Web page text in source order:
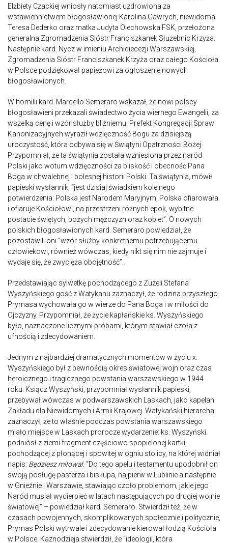
Elżbiety Czackiej wniosły natomiast uzdrowiona za
wstawiennictwem błogosławionej Karolina Gawrych, niewidoma
Teresa Dederko oraz matka Judyta Olechowska FSK, przełożona
generalna Zgromadzenia Sióstr Franciszkanek Służebnic Krzyża.
Następnie kard. Nycz w imieniu Archidiecezji Warszawskiej,
Zgromadzenia Sióstr Franciszkanek Krzyża oraz całego Kościoła
w Polsce podziękował papieżowi za ogłoszenie nowych
błogosławionych.
W homilii kard. Marcello Semeraro wskazał, że nowi polscy
błogosławieni przekazali świadectwo życia wiernego Ewangelii, za
wszelką cenę i wzór służby bliźniemu. Prefekt Kongregacji Spraw
Kanonizacyjnych wyraził wdzięczność Bogu za dzisiejszą
uroczystość, która odbywa się w Świątyni Opatrzności Bożej.
Przypomniał, że ta świątynia została wzniesiona przez naród
Polski jako wotum wdzięczności za bliskość i obecność Pana
Boga w chwalebnej i bolesnej historii Polski. Ta świątynia, mówił
papieski wysłannik, “jest dzisiaj świadkiem kolejnego
potwierdzenia: Polska jest Narodem Maryjnym, Polska ofiarowała
i ofiaruje Kościołowi, na przestrzeni różnych epok, wybitne
postacie świętych, bożych mężczyzn oraz kobiet”. O nowych
polskich błogosławionych kard. Semeraro powiedział, że
pozostawili oni “wzór służby konkretnemu potrzebującemu
człowiekowi, również wówczas, kiedy nikt się nim nie zajmuje i
wydaje się, że zwycięża obojętność”.
Przedstawiając sylwetkę pochodzącego z Zuzeli Stefana
Wyszyńskiego gość z Watykanu zaznaczył, że rodzina przyszłego
Prymasa wychowała go w wierze do Pana Boga i w miłości do
Ojczyzny. Przypomniał, że życie kapłańskie ks. Wyszyńskiego
było, naznaczone licznymi próbami, którym stawiał czoła z
ufnością i zdecydowaniem.
Jednym z najbardziej dramatycznych momentów w życiu x.
Wyszyńskiego był z pewnością okres światowej wojn oraz czas
heroicznego i tragicznego powstania warszawskiego w 1944
roku. Ksiądz Wyszyński, przypomniał wysłannik papieski,
przebywał wówczas w podwarszawskich Laskach, jako kapelan
Zakładu dla Niewidomych i Armii Krajowej. Watykański hierarcha
zaznaczył, że to właśnie podczas powstania warszawskiego
miało miejsce w Laskach prorocze wydarzenie: ks. Wyszyński
podniósł z ziemi fragment częściowo spopielonej kartki,
pochodzącej z płonącej i spowitej w ogniu stolicy, na której widniał
napis: Będziesz miłował. “Do tego apelu i testamentu upodobnił on
swoją posługę pasterza i biskupa, najpierw w Lublinie a następnie
w Gnieźnie i Warszawie, stawiając czoło problemom, jakie jego
Naród musiał wycierpieć w latach następujących po drugiej wojnie
światowej” – powiedział kard. Semeraro. Stwierdził też, że w
czasach powojennych, skomplikowanych społecznie i politycznie,
Prymas Polski wytrwale i zdecydowanie kierował łodzią Kościoła
w Polsce. Kaznodzieja stwierdził, że “ideologii, która